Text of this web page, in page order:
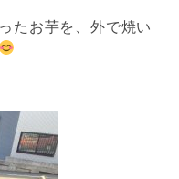
たお芋を、外で焼い